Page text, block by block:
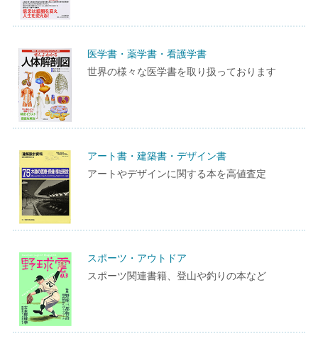
医学書・薬学書・看護学書
世界の様々な医学書を取り扱っております
アート書・建築書・デザイン書
アートやデザインに関する本を高値査定
スポーツ・アウトドア
スポーツ関連書籍、登山や釣りの本など